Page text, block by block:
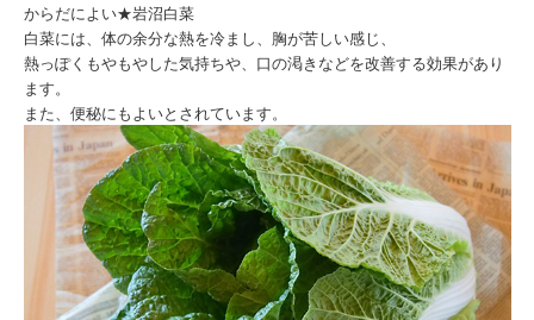
からだによい★岩沼白菜
白菜には、体の余分な熱を冷まし、胸が苦しい感じ、
熱っぽくもやもやした気持ちや、口の渇きなどを改善する効果があり
ます。
また、便秘にもよいとされています。